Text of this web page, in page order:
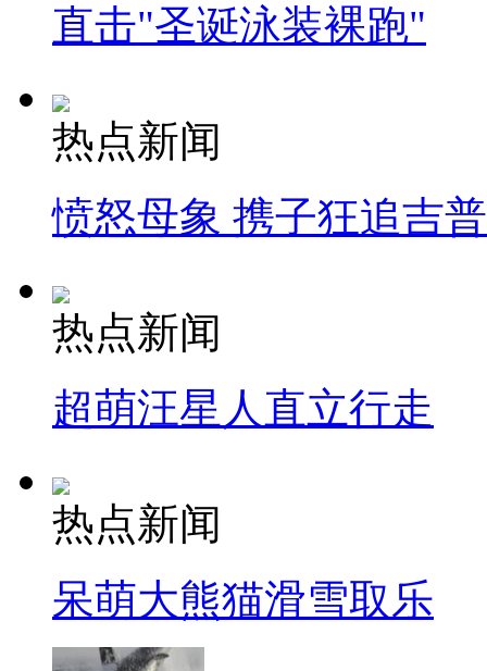
直击"圣诞泳装裸跑"
热点新闻
愤怒母象 携子狂追吉
热点新闻
超萌汪星人直立行走
热点新闻
呆萌大熊猫滑雪取乐